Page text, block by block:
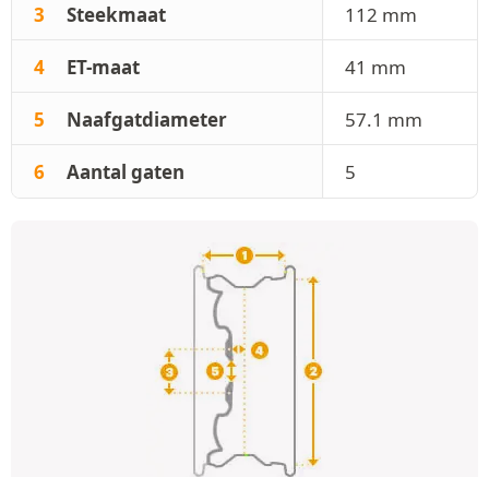
3 Steekmaat 112 mm
4 ET-maat 41 mm
5 Naafgatdiameter 57.1 mm
6 Aantal gaten 5